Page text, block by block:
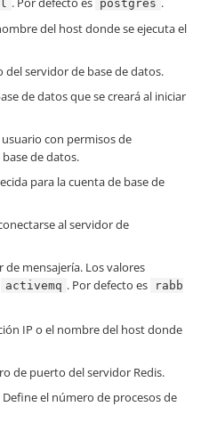
postgres
del host donde se ejecuta el
del servidor de base de datos.
de datos que se creará al iniciar
con permisos de
de datos.
para la cuenta de base de
al servidor de
de mensajería. Los valores
activemq . Por defecto es
rabb
IP o el nombre del host donde
de puerto del servidor Redis.
Define el número de procesos de